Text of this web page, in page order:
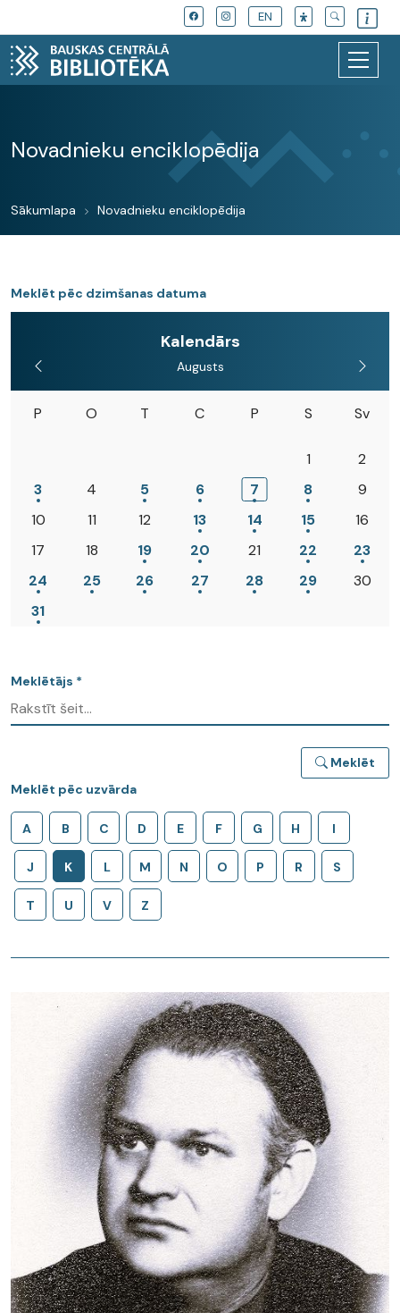
EN
Novadnieku enciklopēdija
Sākumlapa Novadnieku enciklopēdija
Meklēt pēc dzimšanas datuma
Kalendārs
Augusts
P O T C P S Sv
1
2
3
4 5 6 7 8
9
10
11 12 13 14 15
16
17
18 19 20 21 22
23
24
25 26 27 28 29
30
31
Meklētājs *
Meklēt
Meklēt pēc uzvārda
A B C D E F G H I
J K L M N O P R S
T U V Z